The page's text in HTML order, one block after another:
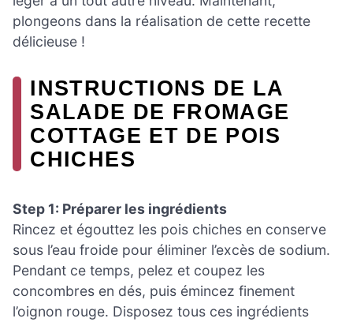
plongeons dans la réalisation de cette recette
délicieuse !
INSTRUCTIONS DE LA
SALADE DE FROMAGE
COTTAGE ET DE POIS
CHICHES
Step 1: Préparer les ingrédients
Rincez et égouttez les pois chiches en conserve
sous l’eau froide pour éliminer l’excès de sodium.
Pendant ce temps, pelez et coupez les
concombres en dés, puis émincez finement
l’oignon rouge. Disposez tous ces ingrédients